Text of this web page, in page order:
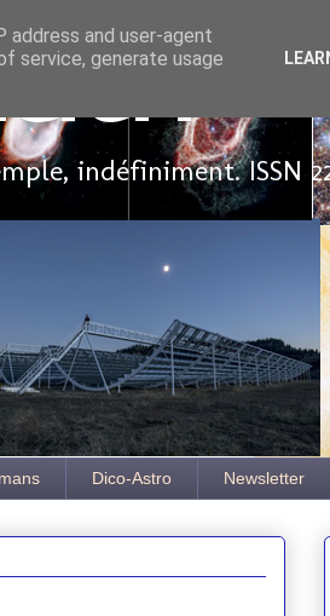
indéfiniment. ISSN
Dico-Astro Newsletter
address and user-agent
service, generate usage